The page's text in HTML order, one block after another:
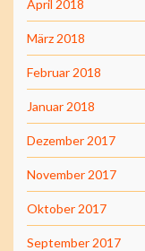
April 2018
März 2018
Februar 2018
Januar 2018
Dezember 2017
November 2017
Oktober 2017
September 2017